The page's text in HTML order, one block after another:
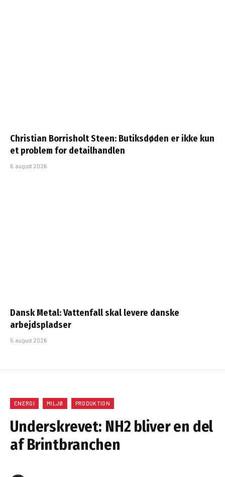
Christian Borrisholt Steen: Butiksdøden er ikke kun
et problem for detailhandlen
6. august 2026
Dansk Metal: Vattenfall skal levere danske
arbejdspladser
5. august 2026
ENERGI MILJØ PRODUKTION
Underskrevet: NH2 bliver en del
af Brintbranchen